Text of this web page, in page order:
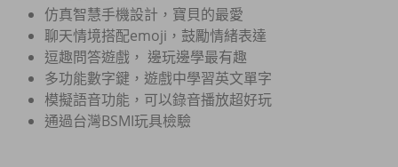
仿真智慧手機設計，寶貝的最愛
聊天情境搭配emoji，鼓勵情緒表達
逗趣問答遊戲， 邊玩邊學最有趣
多功能數字鍵，遊戲中學習英文單字
模擬語音功能，可以錄音播放超好玩
通過台灣BSMI玩具檢驗